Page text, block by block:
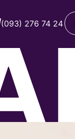
(093) 276 74 24